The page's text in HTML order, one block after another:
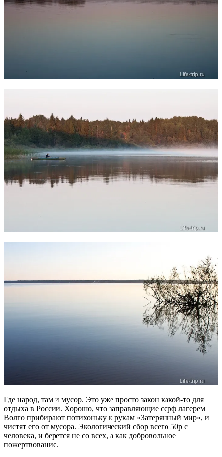
Где народ, там и мусор. Это уже просто закон какой-то для
отдыха в России. Хорошо, что заправляющие серф лагерем
Волго прибирают потихоньку к рукам «Затерянный мир», и
чистят его от мусора. Экологический сбор всего 50р с
человека, и берется не со всех, а как добровольное
пожертвование.